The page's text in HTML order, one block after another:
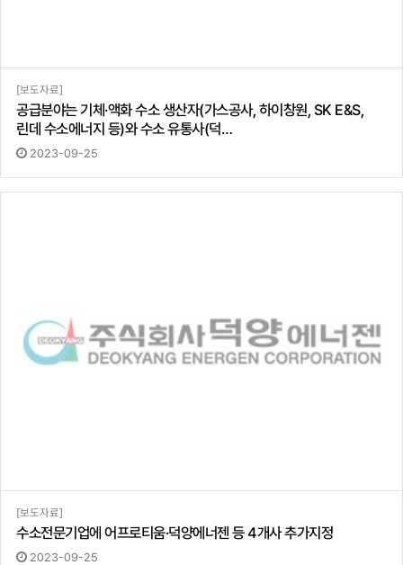
[보도자료]
공급분야는 기체·액화 수소 생산자(가스공사, 하이창원, SK E&S,
린데 수소에너지 등)와 수소 유통사(덕…
2023-09-25
[보도자료]
수소전문기업에 어프로티움·덕양에너젠 등 4개사 추가지정
2023-09-25